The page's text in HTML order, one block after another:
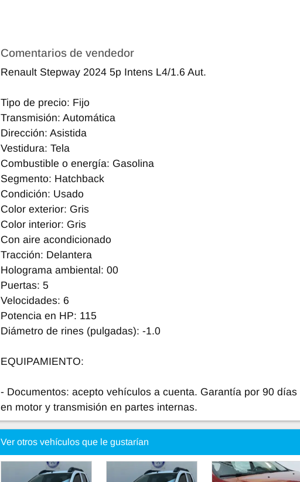
Comentarios de vendedor
Renault Stepway 2024 5p Intens L4/1.6 Aut.
Tipo de precio: Fijo
Transmisión: Automática
Dirección: Asistida
Vestidura: Tela
Combustible o energía: Gasolina
Segmento: Hatchback
Condición: Usado
Color exterior: Gris
Color interior: Gris
Con aire acondicionado
Tracción: Delantera
Holograma ambiental: 00
Puertas: 5
Velocidades: 6
Potencia en HP: 115
Diámetro de rines (pulgadas): -1.0
EQUIPAMIENTO:
- Documentos: acepto vehículos a cuenta. Garantía por 90 días
en motor y transmisión en partes internas.
Ver otros vehículos que le gustarían